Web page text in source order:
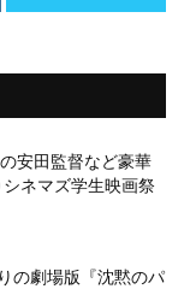
安田監督など豪華
ネマズ学生映画祭
の劇場版『沈黙のパ